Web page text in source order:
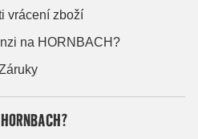
vrácení zboží
na HORNBACH?